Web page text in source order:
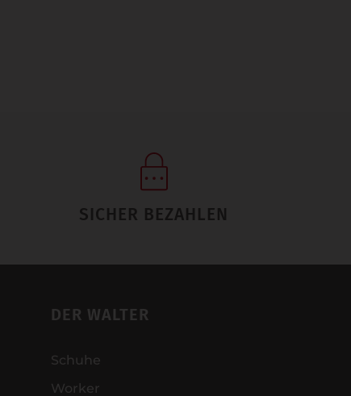
SICHER BEZAHLEN
DER WALTER
Schuhe
Worker